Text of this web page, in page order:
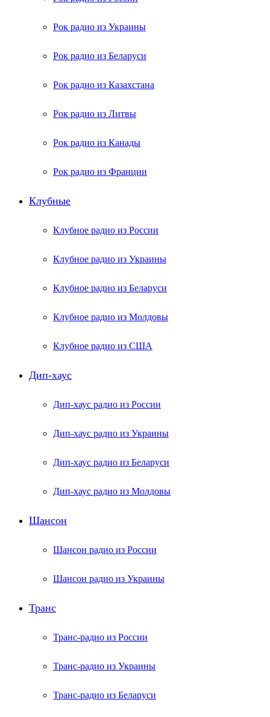
Рок радио из Украины
Рок радио из Беларуси
Рок радио из Казахстана
Рок радио из Литвы
Рок радио из Канады
Рок радио из Франции
Клубные
Клубное радио из России
Клубное радио из Украины
Клубное радио из Беларуси
Клубное радио из Молдовы
Клубное радио из США
Дип-хаус
Дип-хаус радио из России
Дип-хаус радио из Украины
Дип-хаус радио из Беларуси
Дип-хаус радио из Молдовы
Шансон
Шансон радио из России
Шансон радио из Украины
Транс
Транс-радио из России
Транс-радио из Украины
Транс-радио из Беларуси